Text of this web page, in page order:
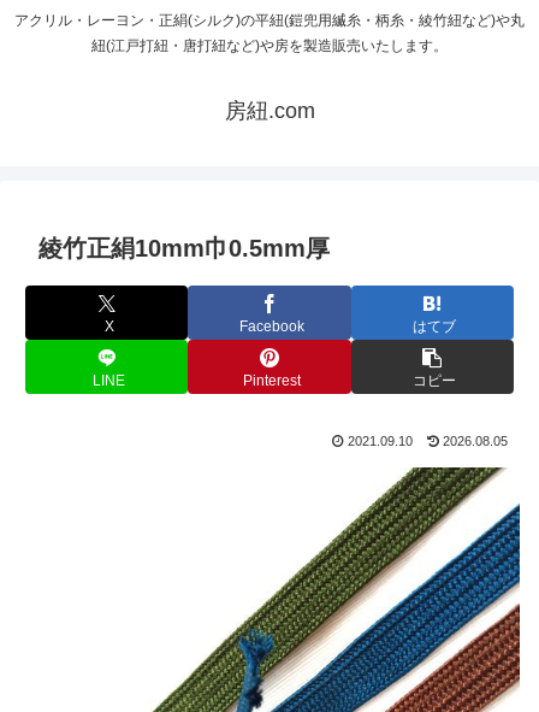
アクリル・レーヨン・正絹(シルク)の平紐(鎧兜用縅糸・柄糸・綾竹紐など)や丸
紐(江戸打紐・唐打紐など)や房を製造販売いたします。
房紐.com
綾竹正絹10mm巾0.5mm厚
X Facebook はてブ
LINE Pinterest コピー
2021.09.10 2026.08.05